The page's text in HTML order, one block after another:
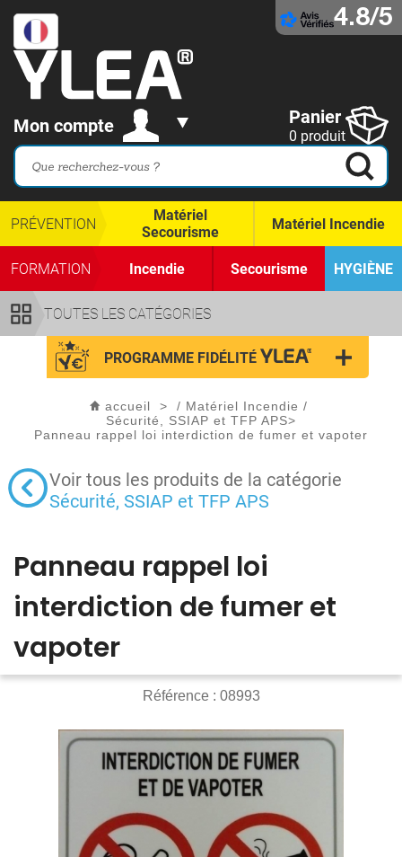
4.8/5
Mon compte Panier
0 produit
TOUTES LES CATÉGORIES
PRÉVENTION
Matériel
Secourisme
Matériel Incendie
FORMATION Incendie Secourisme HYGIÈNE
PROGRAMME FIDÉLITÉ
accueil > / Matériel Incendie /
Sécurité, SSIAP et TFP APS>
Panneau rappel loi interdiction de fumer et vapoter
Voir tous les produits de la catégorie
Sécurité, SSIAP et TFP APS
Panneau rappel loi
interdiction de fumer et
vapoter
Référence : 08993